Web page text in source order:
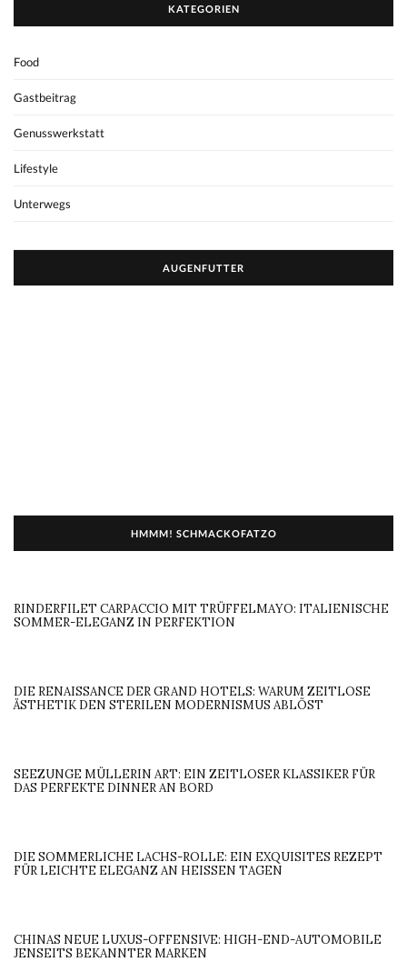
KATEGORIEN
Food
Gastbeitrag
Genusswerkstatt
Lifestyle
Unterwegs
AUGENFUTTER
HMMM! SCHMACKOFATZO
RINDERFILET CARPACCIO MIT TRÜFFELMAYO: ITALIENISCHE
SOMMER-ELEGANZ IN PERFEKTION
DIE RENAISSANCE DER GRAND HOTELS: WARUM ZEITLOSE
ÄSTHETIK DEN STERILEN MODERNISMUS ABLÖST
SEEZUNGE MÜLLERIN ART: EIN ZEITLOSER KLASSIKER FÜR
DAS PERFEKTE DINNER AN BORD
DIE SOMMERLICHE LACHS-ROLLE: EIN EXQUISITES REZEPT
FÜR LEICHTE ELEGANZ AN HEISSEN TAGEN
CHINAS NEUE LUXUS-OFFENSIVE: HIGH-END-AUTOMOBILE
JENSEITS BEKANNTER MARKEN